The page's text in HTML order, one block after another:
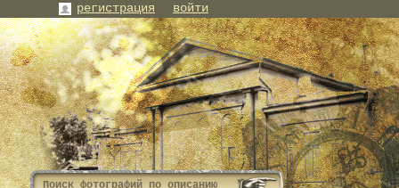
регистрация войти